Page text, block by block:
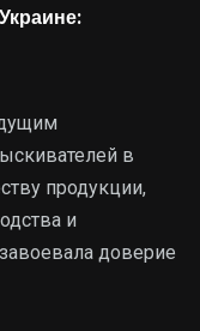
в
продукции,
и
доверие